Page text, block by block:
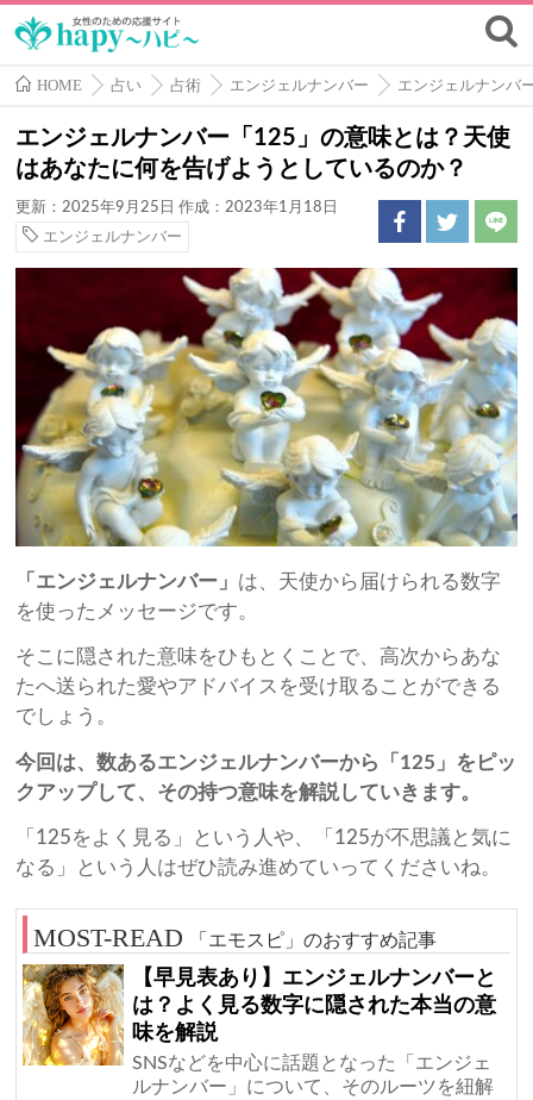
HOME 占い 占術 エンジェルナンバー エンジェルナンバ
エンジェルナンバー「125」の意味とは？天使
はあなたに何を告げようとしているのか？
更新：2025年9月25日 作成：2023年1月18日
エンジェルナンバー
「エンジェルナンバー」 は、天使から届けられる数字
を使ったメッセージです。
そこに隠された意味をひもとくことで、高次からあな
たへ送られた愛やアドバイスを受け取ることができる
でしょう。
今回は、数あるエンジェルナンバーから「125」をピッ
クアップして、その持つ意味を解説していきます。
「125をよく見る」という人や、「125が不思議と気に
なる」という人はぜひ読み進めていってくださいね。
「エモスピ」のおすすめ記事
【早見表あり】エンジェルナンバーと
は？よく見る数字に隠された本当の意
味を解説
SNSなどを中心に話題となった「エンジェ
ルナンバー」について、そのルーツを紐解